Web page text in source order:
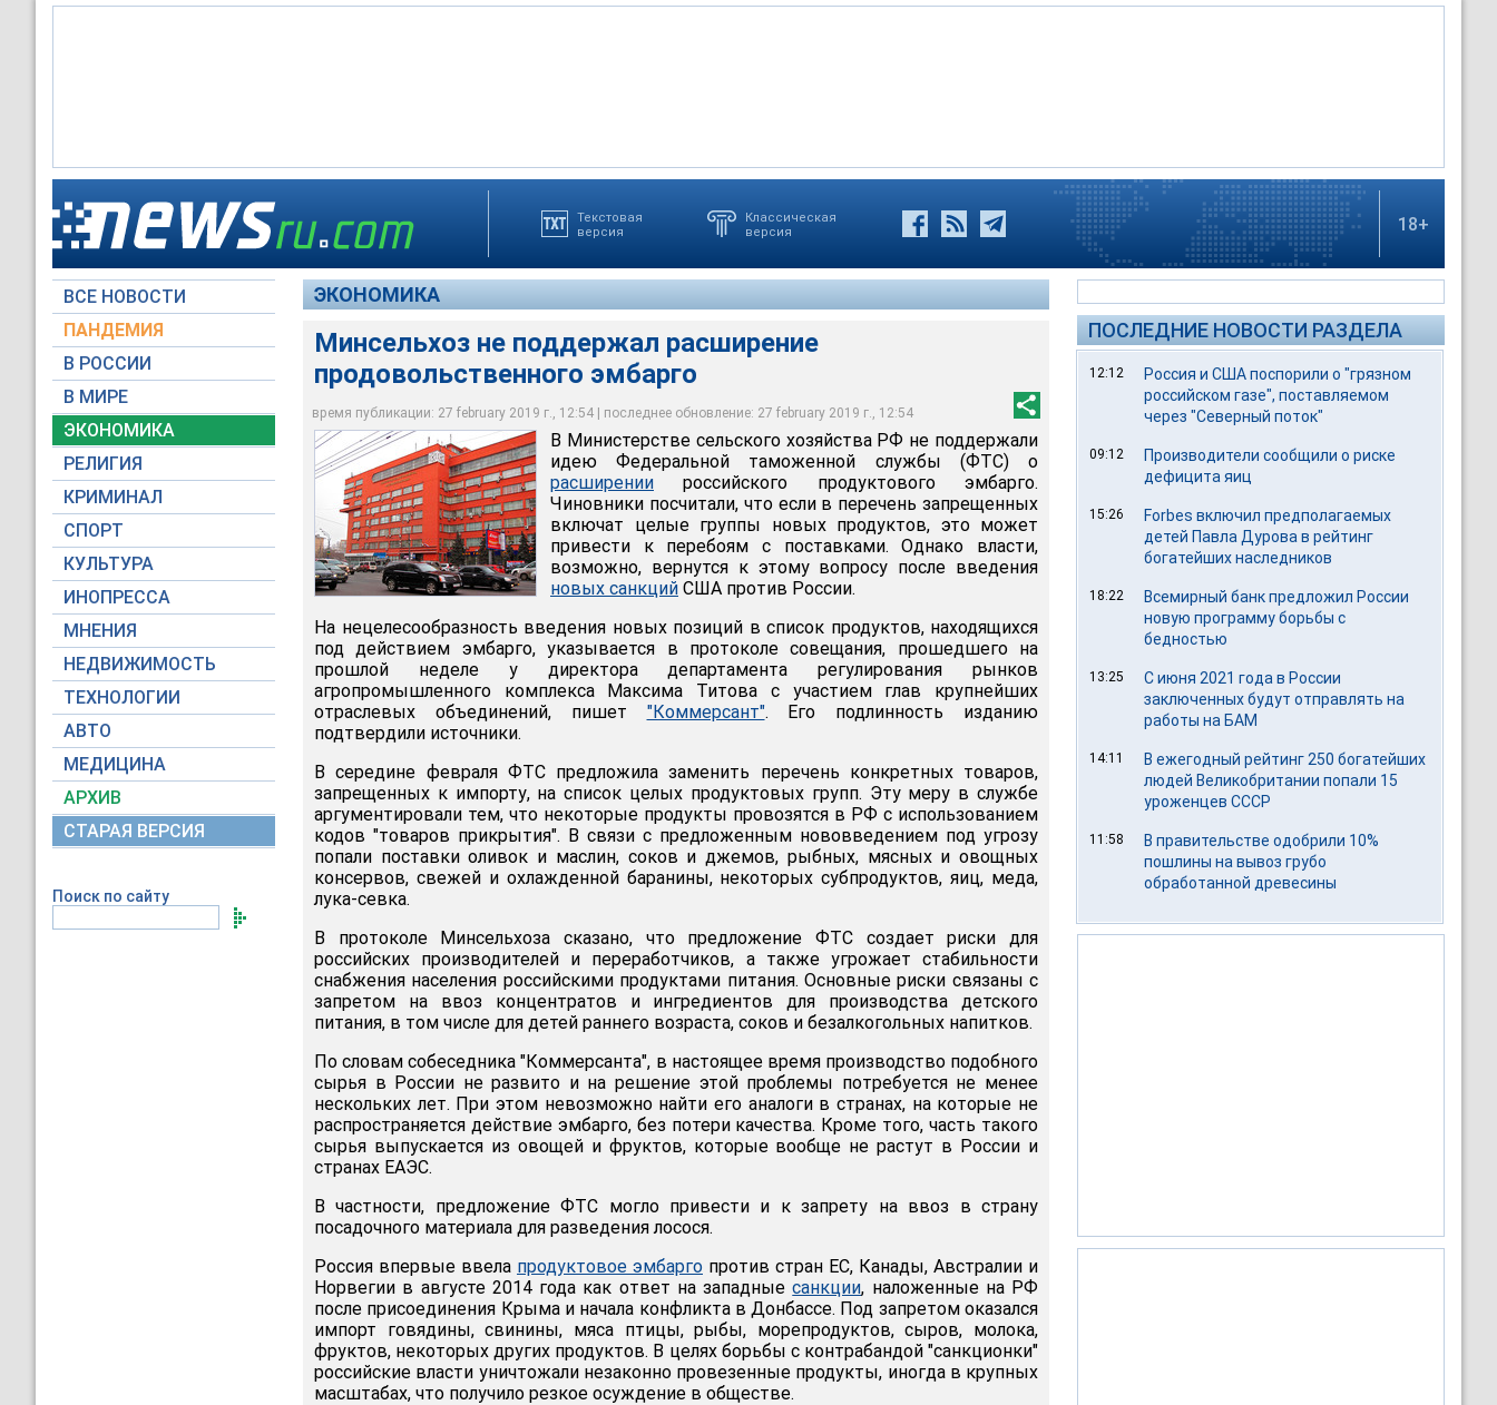
Текстовая
версия
Классическая
версия
18+
ВСЕ НОВОСТИ
ПАНДЕМИЯ
В РОССИИ
В МИРЕ
ЭКОНОМИКА
РЕЛИГИЯ
КРИМИНАЛ
СПОРТ
КУЛЬТУРА
ИНОПРЕССА
МНЕНИЯ
НЕДВИЖИМОСТЬ
ТЕХНОЛОГИИ
АВТО
МЕДИЦИНА
АРХИВ
СТАРАЯ ВЕРСИЯ
Поиск по сайту
ЭКОНОМИКА
Минсельхоз не поддержал расширение
продовольственного эмбарго
время публикации: 27 february 2019 г., 12:54 | последнее обновление: 27 february 2019 г., 12:54
В Министерстве сельского хозяйства РФ не поддержали идею Федеральной
таможенной службы (ФТС) о расширении российского продуктового эмбарго
Moscow-Live.ru
В Министерстве сельского хозяйства РФ не поддержали
идею Федеральной таможенной службы (ФТС) о
расширении российского продуктового эмбарго.
Чиновники посчитали, что если в перечень запрещенных
включат целые группы новых продуктов, это может
привести к перебоям с поставками. Однако власти,
возможно, вернутся к этому вопросу после введения
новых санкций США против России.
На нецелесообразность введения новых позиций в список продуктов, находящихся
под действием эмбарго, указывается в протоколе совещания, прошедшего на
прошлой неделе у директора департамента регулирования рынков
агропромышленного комплекса Максима Титова с участием глав крупнейших
отраслевых объединений, пишет "Коммерсант". Его подлинность изданию
подтвердили источники.
В середине февраля ФТС предложила заменить перечень конкретных товаров,
запрещенных к импорту, на список целых продуктовых групп. Эту меру в службе
аргументировали тем, что некоторые продукты провозятся в РФ с использованием
кодов "товаров прикрытия". В связи с предложенным нововведением под угрозу
попали поставки оливок и маслин, соков и джемов, рыбных, мясных и овощных
консервов, свежей и охлажденной баранины, некоторых субпродуктов, яиц, меда,
лука-севка.
В протоколе Минсельхоза сказано, что предложение ФТС создает риски для
российских производителей и переработчиков, а также угрожает стабильности
снабжения населения российскими продуктами питания. Основные риски связаны с
запретом на ввоз концентратов и ингредиентов для производства детского
питания, в том числе для детей раннего возраста, соков и безалкогольных напитков.
По словам собеседника "Коммерсанта", в настоящее время производство подобного
сырья в России не развито и на решение этой проблемы потребуется не менее
нескольких лет. При этом невозможно найти его аналоги в странах, на которые не
распространяется действие эмбарго, без потери качества. Кроме того, часть такого
сырья выпускается из овощей и фруктов, которые вообще не растут в России и
странах ЕАЭС.
В частности, предложение ФТС могло привести и к запрету на ввоз в страну
посадочного материала для разведения лосося.
Россия впервые ввела продуктовое эмбарго против стран ЕС, Канады, Австралии и
Норвегии в августе 2014 года как ответ на западныесанкции, наложенные на РФ
после присоединения Крыма и начала конфликта в Донбассе. Под запретом оказался
импорт говядины, свинины, мяса птицы, рыбы, морепродуктов, сыров, молока,
фруктов, некоторых других продуктов. В целях борьбы с контрабандой "санкционки"
российские власти уничтожали незаконно провезенные продукты, иногда в крупных
масштабах, что получило резкое осуждение в обществе.
ПОСЛЕДНИЕ НОВОСТИ РАЗДЕЛА
12:12
Россия и США поспорили о "грязном
российском газе", поставляемом
через "Северный поток"
09:12
Производители сообщили о риске
дефицита яиц
15:26
Forbes включил предполагаемых
детей Павла Дурова в рейтинг
богатейших наследников
18:22
Всемирный банк предложил России
новую программу борьбы с
бедностью
13:25
С июня 2021 года в России
заключенных будут отправлять на
работы на БАМ
14:11
В ежегодный рейтинг 250 богатейших
людей Великобритании попали 15
уроженцев СССР
11:58
В правительстве одобрили 10%
пошлины на вывоз грубо
обработанной древесины